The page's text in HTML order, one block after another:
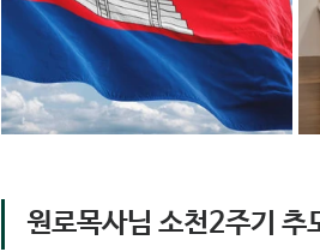
원로목사님 소천2주기 추